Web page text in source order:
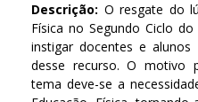
Descrição: O resgate do
Física no Segundo Ciclo
instigar docentes e
desse recurso. O motivo
tema deve-se a